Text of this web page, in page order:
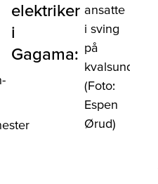
elektriker
i
Gagama:
ansatte
i sving
på
(Foto:
Espen
Ørud)